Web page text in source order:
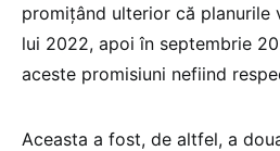
promițând ulterior că planurile
lui 2022, apoi în septembrie
aceste promisiuni nefiind
Aceasta a fost, de altfel, a